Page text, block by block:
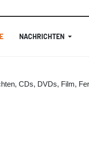
NACHRICHTEN
CDs, DVDs, Film,